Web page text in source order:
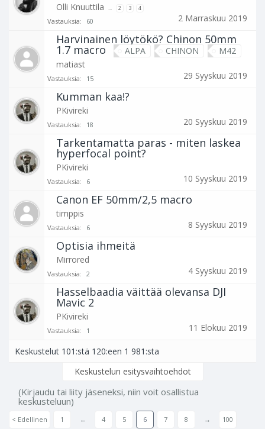
Olli Knuuttila ... 2 3 4
Vastauksia: 60 2 Marraskuu 2019
Harvinainen löytökö? Chinon 50mm
1.7 macro ALPA CHINON
M42
matiast
Vastauksia: 15 29 Syyskuu 2019
Kumman kaa!?
PKivireki
Vastauksia: 18 20 Syyskuu 2019
Tarkentamatta paras - miten laskea
hyperfocal point?
PKivireki
Vastauksia: 6 10 Syyskuu 2019
Canon EF 50mm/2,5 macro
timppis
Vastauksia: 6 8 Syyskuu 2019
Optisia ihmeitä
Mirrored
Vastauksia: 2 4 Syyskuu 2019
Hasselbaadia väittää olevansa DJI
Mavic 2
PKivireki
Vastauksia: 1 11 Elokuu 2019
Keskustelut 101:stä 120:een 1 981:sta
Keskustelun esitysvaihtoehdot
(Kirjaudu tai liity jäseneksi, niin voit osallistua
keskusteluun)
< Edellinen 1 ← 4 5 6 7 8 → 100